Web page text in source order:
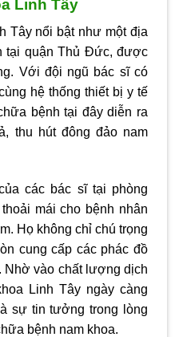
Linh Tây
Tây nổi bật như một địa
tại quận Thủ Đức, được
Với đội ngũ bác sĩ có
hệ thống thiết bị y tế
bệnh tại đây diễn ra
thu hút đông đảo nam
các bác sĩ tại phòng
mái cho bệnh nhân
Họ không chỉ chú trọng
cung cấp các phác đồ
Nhờ vào chất lượng dịch
Linh Tây ngày càng
sự tin tưởng trong lòng
bệnh nam khoa.